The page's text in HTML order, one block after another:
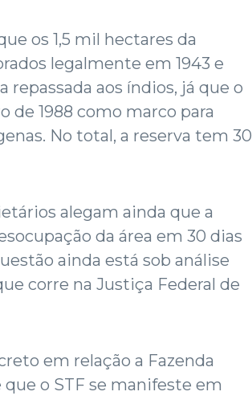
os 1,5 mil hectares da
legalmente em 1943 e
repassada aos índios, já que o
de 1988 como marco para
No total, a reserva tem 30
alegam ainda que a
da área em 30 dias
ainda está sob análise
corre na Justiça Federal de
em relação a Fazenda
o STF se manifeste em